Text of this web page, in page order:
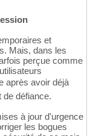
et
Mais, dans les
perçue comme
après avoir déjà
de défiance.
à jour d'urgence
les bogues